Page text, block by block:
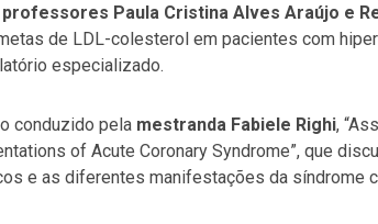
Paula Cristina Alves Araújo e
de LDL-colesterol em pacientes com
especializado.
conduzido pela mestranda Fabiele Righi,
of Acute Coronary Syndrome”, que
e as diferentes manifestações da síndrome